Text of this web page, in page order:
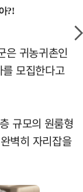
은 귀농귀촌인
모집한다고
규모의 원룸형
벽히 자리잡을